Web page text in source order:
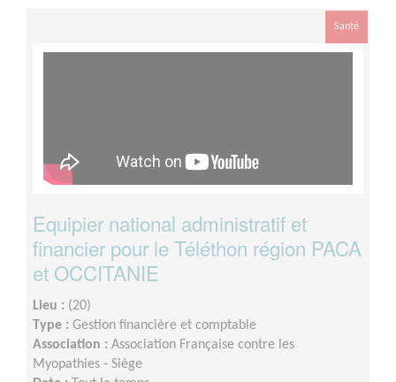
Santé
Equipier national administratif et
financier pour le Téléthon région PACA
et OCCITANIE
Lieu : (20)
Type : Gestion financière et comptable
Association : Association Française contre les
Myopathies - Siège